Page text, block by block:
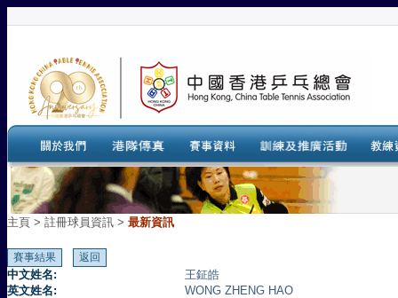
主頁 > 註冊球員資訊 > 最新資訊
中文姓名:
王鉦皓
英文姓名:
WONG ZHENG HAO